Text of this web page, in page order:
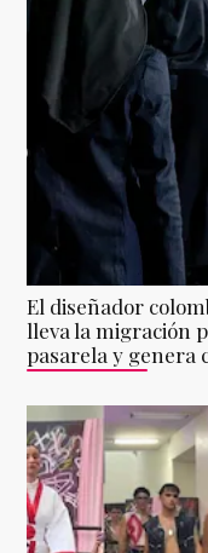
El diseñador
lleva la migración
pasarela y genera